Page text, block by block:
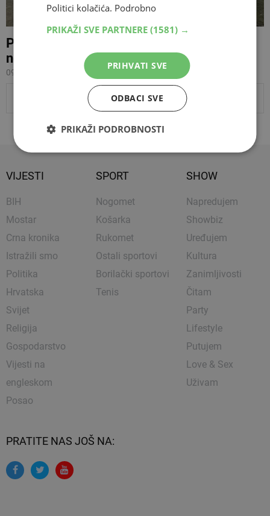
Predstavnici radnih skupina u srpnju
nominiraju stećke za UNESCO
09.04.2014 02:24
PRIKAŽI JOŠ VIJESTI
VIJESTI
BIH
Mostar
Crna kronika
Istražili smo
Politika
Hrvatska
Svijet
Religija
Gospodarstvo
Vijesti na
engleskom
Posao
SPORT
Nogomet
Košarka
Rukomet
Ostali sportovi
Borilački sportovi
Tenis
SHOW
Napredujem
Showbiz
Uređujem
Kultura
Zanimljivosti
Čitam
Party
Lifestyle
Putujem
Love & Sex
Uživam
PRATITE NAS JOŠ NA:
Politici kolačića. Podrobno
PRIKAŽI SVE PARTNERE (1581) →
PRIHVATI SVE
ODBACI SVE
PRIKAŽI PODROBNOSTI